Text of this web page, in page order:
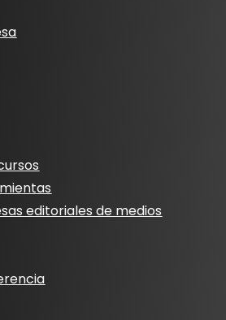
editoriales de medios